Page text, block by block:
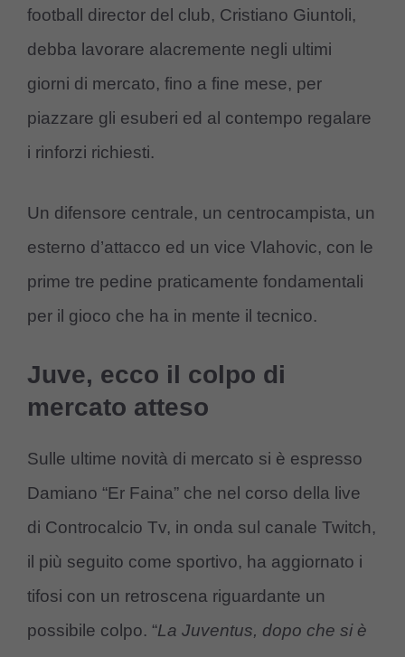
football director del club, Cristiano Giuntoli,
debba lavorare alacremente negli ultimi
giorni di mercato, fino a fine mese, per
piazzare gli esuberi ed al contempo regalare
i rinforzi richiesti.
Un difensore centrale, un centrocampista, un
esterno d’attacco ed un vice Vlahovic, con le
prime tre pedine praticamente fondamentali
per il gioco che ha in mente il tecnico.
Juve, ecco il colpo di
mercato atteso
Sulle ultime novità di mercato si è espresso
Damiano “Er Faina” che nel corso della live
di Controcalcio Tv, in onda sul canale Twitch,
il più seguito come sportivo, ha aggiornato i
tifosi con un retroscena riguardante un
possibile colpo. “La Juventus, dopo che si è